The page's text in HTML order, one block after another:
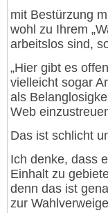
mit Bestürzung
wohl zu Ihrem
arbeitslos sind,
„Hier gibt es
vielleicht sogar
als
Web
Das ist schlicht
Ich denke, dass
Einhalt zu
denn das ist
zur